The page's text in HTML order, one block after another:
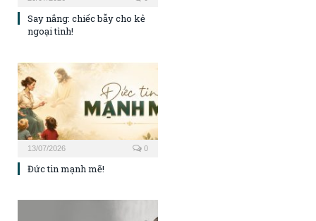
Say nắng: chiếc bẫy cho kẻ
ngoại tình!
13/07/2026 0
Đức tin mạnh mẽ!